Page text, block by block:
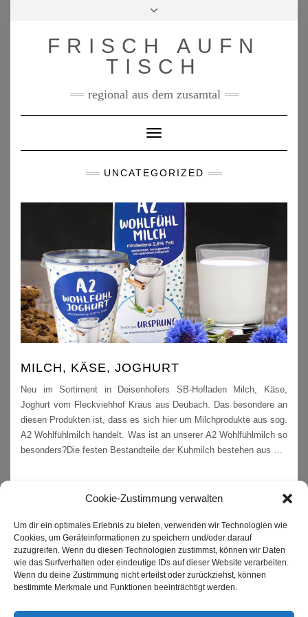
Cookie-Zustimmung verwalten
Um dir ein optimales Erlebnis zu bieten, verwenden wir Technologien wie
Cookies, um Geräteinformationen zu speichern und/oder darauf
zuzugreifen. Wenn du diesen Technologien zustimmst, können wir Daten
wie das Surfverhalten oder eindeutige IDs auf dieser Website verarbeiten.
Wenn du deine Zustimmung nicht erteilst oder zurückziehst, können
bestimmte Merkmale und Funktionen beeinträchtigt werden.
FRISCH AUFN
TISCH
regional aus dem zusamtal
Toggle Navigation
UNCATEGORIZED
MILCH, KÄSE, JOGHURT
Neu im Sortiment in Deisenhofers SB-Hofladen Milch, Käse,
Joghurt vom Fleckviehhof Kraus aus Deubach. Das besondere an
diesen Produkten ist, dass es sich hier um Milchprodukte aus sog.
A2 Wohlfühlmilch handelt. Was ist an unserer A2 Wohlfühlmilch so
besonders?Die festen Bestandteile der Kuhmilch bestehen aus …
Impressum
Datenschutzerklärung
Kontakt